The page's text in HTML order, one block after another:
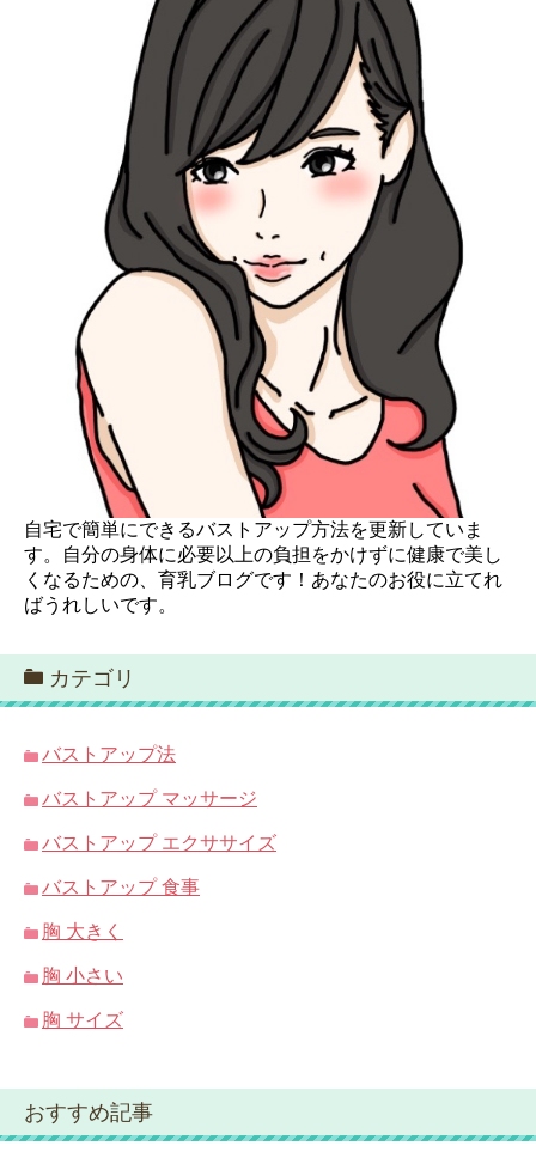
自宅で簡単にできるバストアップ方法を更新していま
す。自分の身体に必要以上の負担をかけずに健康で美し
くなるための、育乳ブログです！あなたのお役に立てれ
ばうれしいです。
カテゴリ
バストアップ法
バストアップ マッサージ
バストアップ エクササイズ
バストアップ 食事
胸 大きく
胸 小さい
胸 サイズ
おすすめ記事